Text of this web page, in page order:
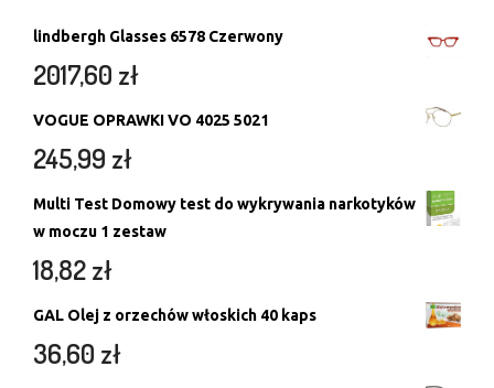
lindbergh Glasses 6578 Czerwony
2017,60 zł
VOGUE OPRAWKI VO 4025 5021
245,99 zł
Multi Test Domowy test do wykrywania narkotyków
w moczu 1 zestaw
18,82zł
GAL Olej z orzechów włoskich 40 kaps
36,60 zł